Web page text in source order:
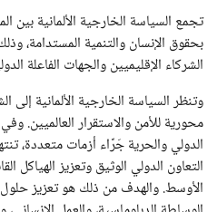
تجمع السياسة الخارجية الألمانية بين
بحقوق الإنسان والتنمية المستدامة،
الشركاء الإقليميين والجهات الفاعلة
وتنظر السياسة الخارجية الألمانية إلى
محورية للأمن والاستقرار العالميين.
الدولي والحرية جَرَّاء أزمات متعددة،
التعاون الدولي الوثيق وتعزيز الهياكل
الأوسط. والهدف من ذلك هو تعزيز